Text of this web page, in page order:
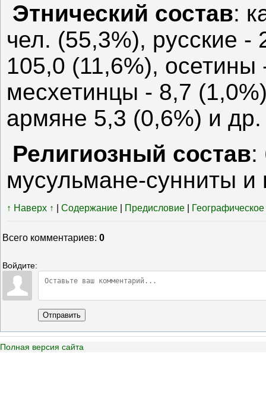
Этнический состав:
чел. (55,3%), русские
105,0 (11,6%), осетины
месхетинцы - 8,7
армяне 5,3 (0,6%) и др.
Религиозный состав:
мусульмане-сунниты и
↑ Наверх ↑ Содержание Предисловие
Всего комментариев: 0
Войдите:
Отправить
Полная версия сайта